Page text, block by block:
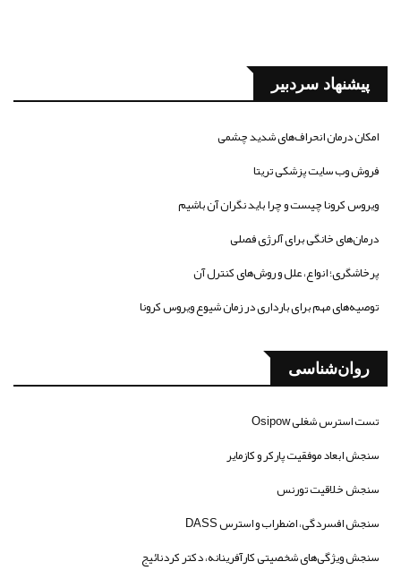
پیشنهاد سردبیر
امکان درمان انحراف‌های شدید چشمی
فروش وب سایت پزشکی تریتا
ویروس کرونا چیست و چرا باید نگران آن باشیم
درمان‌های خانگی برای آلرژی فصلی
پرخاشگری؛ انواع، علل و روش‌های کنترل آن
توصیه‌های مهم برای بارداری در زمان شیوع ویروس کرونا
روان‌شناسی
تست استرس شغلی Osipow
سنجش ابعاد موفقیت پارکر و کازمایر
سنجش خلاقیت تورنس
سنجش افسردگی، اضطراب و استرس DASS
سنجش ویژگی‌های شخصیتی کارآفرینانه، دکتر کردنائیج